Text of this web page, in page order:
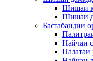
Шишаи
Шишаи
Бастабандии
Найчаи
Палатаи